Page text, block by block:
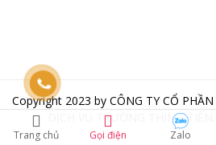
Copyright 2023 by CÔNG TY CỔ
DỊCH VỤ TRƯỜNG THỊNH TIẾN
Trang chủ Gọi điện Zalo